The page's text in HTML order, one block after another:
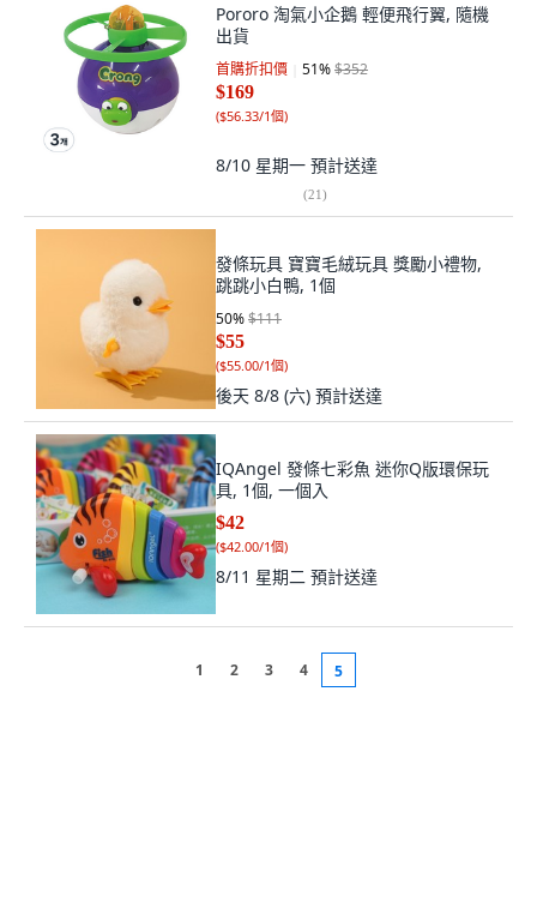
Pororo 淘氣小企鵝 輕便飛行翼, 隨機
出貨
首購折扣價 51%$352
$169
($56.33/1個)
8/10 星期一 預計送達
(21)
發條玩具 寶寶毛絨玩具 獎勵小禮物,
跳跳小白鴨, 1個
50%$111
$55
($55.00/1個)
後天 8/8 (六) 預計送達
IQAngel 發條七彩魚 迷你Q版環保玩
具, 1個, 一個入
$42
($42.00/1個)
8/11 星期二 預計送達
1 2 3 4 5